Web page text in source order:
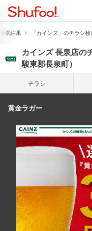
索結果 「カインズ」のチラシ
カインズ 長泉店の
駿東郡長泉町）
チラシ
黄金ラガー